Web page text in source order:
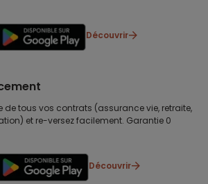
Découvrir
de tous vos contrats (assurance vie, retraite,
et re-versez facilement. Garantie 0
Découvrir